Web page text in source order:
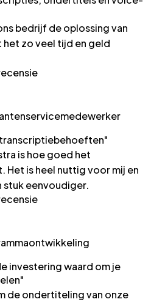
bedrijf de oplossing van
het zo veel tijd en geld
is hoe goed het
Het is heel nuttig voor mij en
stuk eenvoudiger.
investering waard om je
de ondertiteling van onze